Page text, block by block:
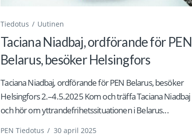
Tiedotus Uutinen
Taciana Niadbaj, ordförande för PEN
Belarus, besöker Helsingfors
Taciana Niadbaj, ordförande för PEN Belarus, besöker
Helsingfors 2.–4.5.2025 Kom och träffa Taciana Niadbaj
och hör om yttrandefrihetssituationen i Belarus...
PEN Tiedotus / 30 april 2025